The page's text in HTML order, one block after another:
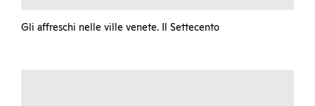
Gli affreschi nelle ville venete. Il Settecento